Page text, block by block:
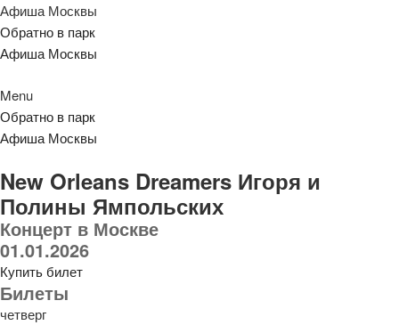
Афиша Москвы
Обратно в парк
Афиша Москвы
Menu
Обратно в парк
Афиша Москвы
New Orleans Dreamers Игоря и
Полины Ямпольских
Концерт в Москве
01.01.2026
Купить билет
Билеты
четверг